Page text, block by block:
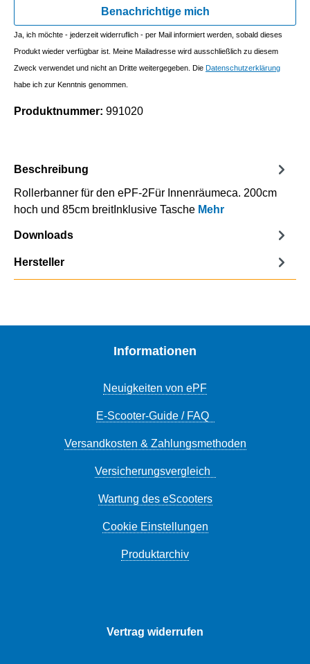
Benachrichtige mich
Ja, ich möchte - jederzeit widerruflich - per Mail informiert werden, sobald dieses
Produkt wieder verfügbar ist. Meine Mailadresse wird ausschließlich zu diesem
Zweck verwendet und nicht an Dritte weitergegeben. Die Datenschutzerklärung
habe ich zur Kenntnis genommen.
Produktnummer: 991020
Beschreibung
Rollerbanner für den ePF-2Für Innenräumeca. 200cm
hoch und 85cm breitInklusive Tasche Mehr
Downloads
Hersteller
Informationen
Neuigkeiten von ePF
E-Scooter-Guide / FAQ
Versandkosten & Zahlungsmethoden
Versicherungsvergleich
Wartung des eScooters
Cookie Einstellungen
Produktarchiv
Vertrag widerrufen